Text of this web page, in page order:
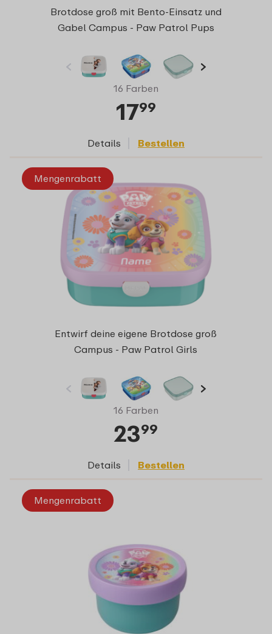
Brotdose groß mit Bento-Einsatz und
Gabel Campus - Paw Patrol Pups
16 Farben
1799
Details Bestellen
Mengenrabatt
Entwirf deine eigene Brotdose groß
Campus - Paw Patrol Girls
16 Farben
2399
Details Bestellen
Mengenrabatt